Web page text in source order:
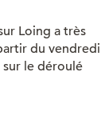
Loing a très
du vendredi
le déroulé